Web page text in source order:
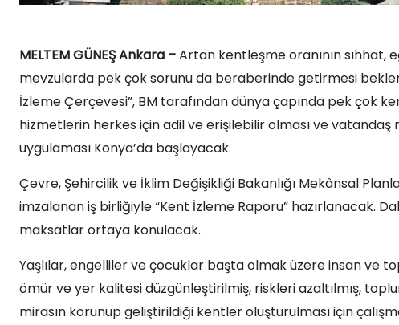
MELTEM GÜNEŞ Ankara –Artan kentleşme oranının
mevzularda pek çok sorunu da beraberinde getirmesi
İzleme Çerçevesi”, BM tarafından dünya çapında pek çok
hizmetlerin herkes için adil ve erişilebilir olması ve
uygulaması Konya’da başlayacak.
Çevre, Şehircilik ve İklim Değişikliği Bakanlığı Mekânsal
imzalanan iş birliğiyle “Kent İzleme Raporu” hazırlanacak.
maksatlar ortaya konulacak.
Yaşlılar, engelliler ve çocuklar başta olmak üzere insan ve
ömür ve yer kalitesi düzgünleştirilmiş, riskleri azaltılmış,
mirasın korunup geliştirildiği kentler oluşturulması için